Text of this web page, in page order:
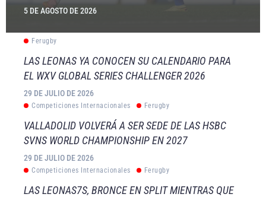
5 DE AGOSTO DE 2026
Ferugby
LAS LEONAS YA CONOCEN SU CALENDARIO PARA
EL WXV GLOBAL SERIES CHALLENGER 2026
29 DE JULIO DE 2026
Competiciones Internacionales Ferugby
VALLADOLID VOLVERÁ A SER SEDE DE LAS HSBC
SVNS WORLD CHAMPIONSHIP EN 2027
29 DE JULIO DE 2026
Competiciones Internacionales Ferugby
LAS LEONAS7S, BRONCE EN SPLIT MIENTRAS QUE